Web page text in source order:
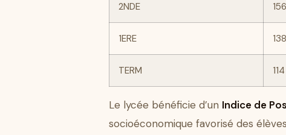
2NDE 156
1ERE 138
TERM 114
Le lycée bénéficie d’un Indice de
socioéconomique favorisé des